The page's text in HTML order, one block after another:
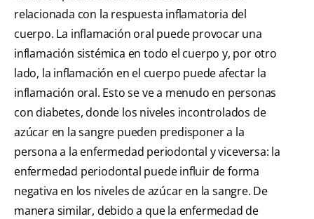
relacionada con la respuesta inflamatoria del
cuerpo. La inflamación oral puede provocar una
inflamación sistémica en todo el cuerpo y, por otro
lado, la inflamación en el cuerpo puede afectar la
inflamación oral. Esto se ve a menudo en personas
con diabetes, donde los niveles incontrolados de
azúcar en la sangre pueden predisponer a la
persona a la enfermedad periodontal y viceversa: la
enfermedad periodontal puede influir de forma
negativa en los niveles de azúcar en la sangre. De
manera similar, debido a que la enfermedad de